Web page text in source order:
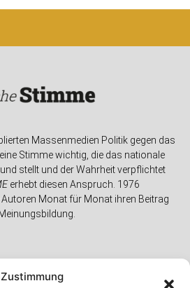
Massenmedien Politik gegen das
Stimme wichtig, die das nationale
stellt und der Wahrheit verpflichtet
erhebt diesen Anspruch. 1976
Monat für Monat ihren Beitrag